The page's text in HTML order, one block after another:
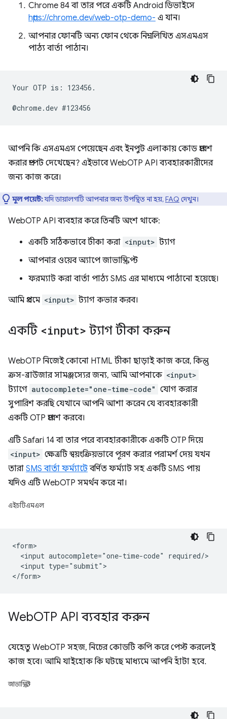
Chrome 84 বা তার পরে একটি Android ডিভাইসে
https://chrome.dev/web-otp-demo- এ যান।
আপনার ফোনটি অন্য ফোন থেকে নিম্নলিখিত এসএমএস
পাঠ্য বার্তা পাঠান।
Your OTP is: 123456.
আপনি কি এসএমএস পেয়েছেন এবং ইনপুট এলাকায় কোড প্রবেশ
করার প্রম্পট দেখেছেন? এইভাবে WebOTP API ব্যবহারকারীদের
জন্য কাজ করে।
মূল পয়েন্ট:যদি ডায়ালগটি আপনার জন্য উপস্থিত না হয়,FAQ দেখুন।
WebOTP API ব্যবহার করে তিনটি অংশ থাকে:
একটি সঠিকভাবে টীকা করা <input> ট্যাগ
আপনার ওয়েব অ্যাপে জাভাস্ক্রিপ্ট
ফরম্যাট করা বার্তা পাঠ্য SMS এর মাধ্যমে পাঠানো হয়েছে।
আমি প্রথমে <input> ট্যাগ কভার করব।
একটি <input> ট্যাগ টীকা করুন
WebOTP নিজেই কোনো HTML টীকা ছাড়াই কাজ করে, কিন্তু
ক্রস-ব্রাউজার সামঞ্জস্যের জন্য, আমি আপনাকে <input>
ট্যাগে autocomplete="one-time-code" যোগ করার
সুপারিশ করছি যেখানে আপনি আশা করেন যে ব্যবহারকারী
একটি OTP প্রবেশ করবে।
এটি Safari 14 বা তার পরে ব্যবহারকারীকে একটি OTP দিয়ে
<input> ক্ষেত্রটি স্বয়ংক্রিয়ভাবে পূরণ করার পরামর্শ দেয় যখন
তারা SMS বার্তা ফর্ম্যাটেবর্ণিত ফর্ম্যাট সহ একটি SMS পায়
যদিও এটি WebOTP সমর্থন করে না।
এইচটিএমএল
<form>
  <input autocomplete="one-time-code" required/>
  <input type="submit">
WebOTP API ব্যবহার করুন
যেহেতু WebOTP সহজ, নিচের কোডটি কপি করে পেস্ট করলেই
কাজ হবে। আমি যাইহোক কি ঘটছে মাধ্যমে আপনি হাঁটা হবে.
জাভাস্ক্রিপ্ট